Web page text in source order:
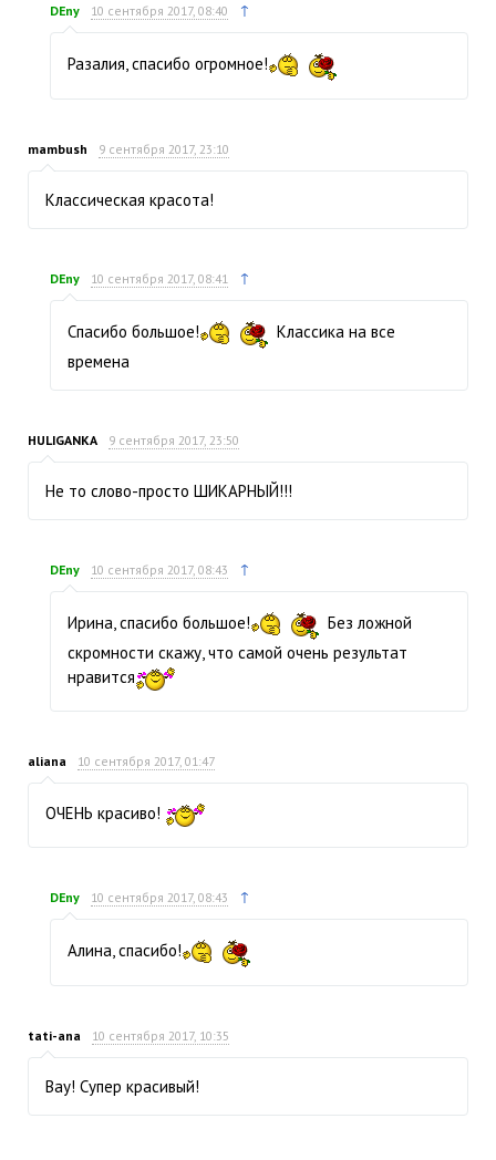
DEny 10 сентября 2017, 08:40 ↑
Разалия, спасибо огромное!
mambush 9 сентября 2017, 23:10
Классическая красота!
DEny 10 сентября 2017, 08:41 ↑
Спасибо большое!
Классика на все
времена
HULIGANKA 9 сентября 2017, 23:50
Не то слово-просто ШИКАРНЫЙ!!!
DEny 10 сентября 2017, 08:43 ↑
Ирина, спасибо большое!
Без ложной
скромности скажу, что самой очень результат
нравится
aliana 10 сентября 2017, 01:47
ОЧЕНЬ красиво!
DEny 10 сентября 2017, 08:43 ↑
Алина, спасибо!
tati-ana 10 сентября 2017, 10:35
Вау! Супер красивый!